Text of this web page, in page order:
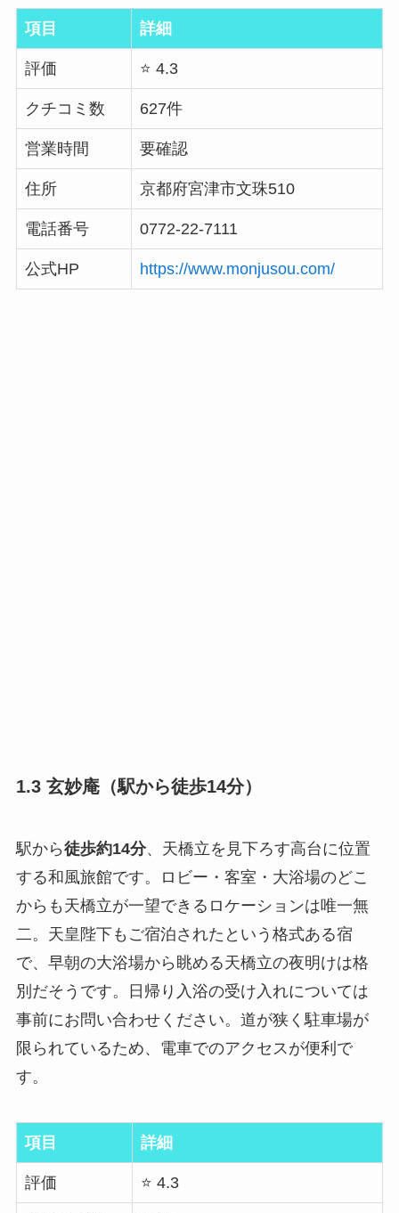
項目 詳細
評価 ⭐ 4.3
クチコミ数 627件
営業時間 要確認
住所 京都府宮津市文珠510
電話番号 0772-22-7111
公式HP https://www.monjusou.com/
1.3 玄妙庵（駅から徒歩14分）
駅から徒歩約14分、天橋立を見下ろす高台に位置
する和風旅館です。ロビー・客室・大浴場のどこ
からも天橋立が一望できるロケーションは唯一無
二。天皇陛下もご宿泊されたという格式ある宿
で、早朝の大浴場から眺める天橋立の夜明けは格
別だそうです。日帰り入浴の受け入れについては
事前にお問い合わせください。道が狭く駐車場が
限られているため、電車でのアクセスが便利で
す。
項目 詳細
評価 ⭐ 4.3